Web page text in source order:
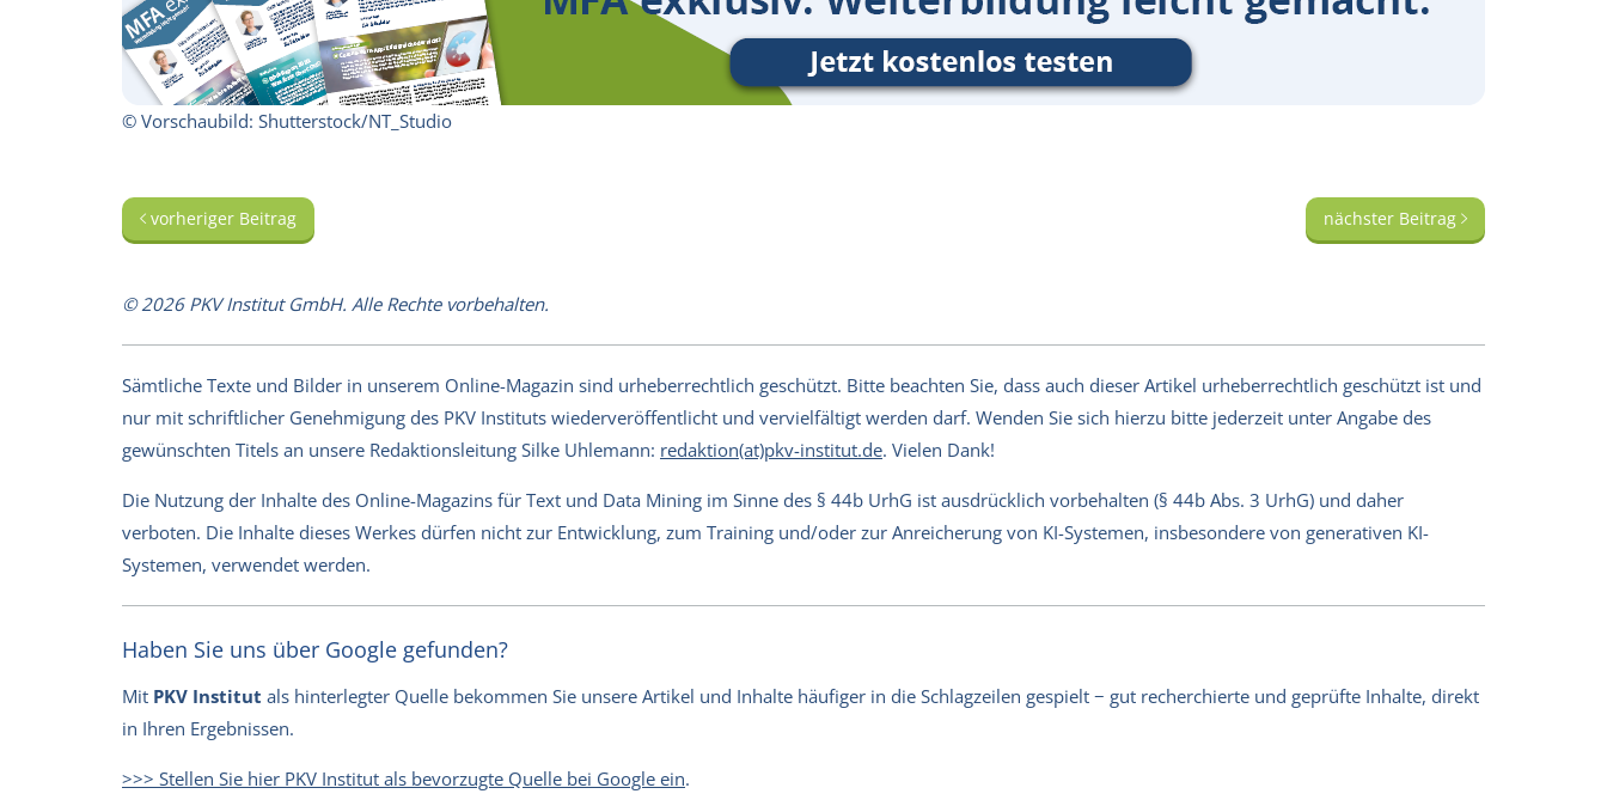
© Vorschaubild: Shutterstock/NT_Studio
vorheriger Beitrag nächster Beitrag
© 2026 PKV Institut GmbH. Alle Rechte vorbehalten.
Sämtliche Texte und Bilder in unserem Online-Magazin sind urheberrechtlich geschützt. Bitte beachten Sie, dass auch dieser Artikel urheberrechtlich geschützt ist und
nur mit schriftlicher Genehmigung des PKV Instituts wiederveröffentlicht und vervielfältigt werden darf. Wenden Sie sich hierzu bitte jederzeit unter Angabe des
gewünschten Titels an unsere Redaktionsleitung Silke Uhlemann: redaktion(at)pkv-institut.de. Vielen Dank!
Die Nutzung der Inhalte des Online-Magazins für Text und Data Mining im Sinne des § 44b UrhG ist ausdrücklich vorbehalten (§ 44b Abs. 3 UrhG) und daher
verboten. Die Inhalte dieses Werkes dürfen nicht zur Entwicklung, zum Training und/oder zur Anreicherung von KI-Systemen, insbesondere von generativen KI-
Systemen, verwendet werden.
Haben Sie uns über Google gefunden?
Mit PKV Institut als hinterlegter Quelle bekommen Sie unsere Artikel und Inhalte häufiger in die Schlagzeilen gespielt − gut recherchierte und geprüfte Inhalte, direkt
in Ihren Ergebnissen.
>>> Stellen Sie hier PKV Institut als bevorzugte Quelle bei Google ein.